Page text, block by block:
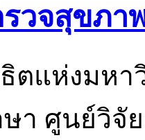
วจสุขภา
ตแห่งมห
า ศูนย์วิจั